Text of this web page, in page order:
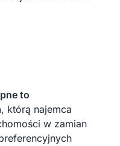
to
, którą najemca
w zamian